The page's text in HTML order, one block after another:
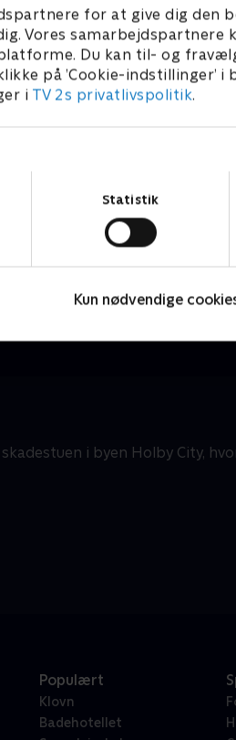
for at give dig den
Vores samarbejdspartnere
Du kan til- og
på ’Cookie-indstillinger’ i
i TV 2s privatlivspolitik.
Statistik
Kun nødvendige
i byen Holby City,
Populært
Klovn
Badehotellet